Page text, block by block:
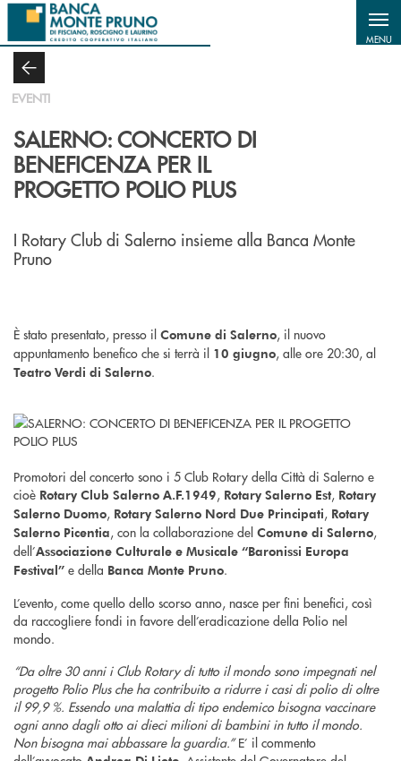
Salta al contenuto principale
MENU
EVENTI
SALERNO: CONCERTO DI
BENEFICENZA PER IL
PROGETTO POLIO PLUS
I Rotary Club di Salerno insieme alla Banca Monte
Pruno
È stato presentato, presso il Comune di Salerno, il nuovo
appuntamento benefico che si terrà il 10 giugno, alle ore 20:30, al
Teatro Verdi di Salerno.
Promotori del concerto sono i 5 Club Rotary della Città di Salerno e
cioè Rotary Club Salerno A.F.1949, Rotary Salerno Est, Rotary
Salerno Duomo, Rotary Salerno Nord Due Principati, Rotary
Salerno Picentia, con la collaborazione del Comune di Salerno,
dell’Associazione Culturale e Musicale “Baronissi Europa
Festival” e della Banca Monte Pruno.
L’evento, come quello dello scorso anno, nasce per fini benefici, così
da raccogliere fondi in favore dell’eradicazione della Polio nel
mondo.
“Da oltre 30 anni i Club Rotary di tutto il mondo sono impegnati nel
progetto Polio Plus che ha contribuito a ridurre i casi di polio di oltre
il 99,9 %. Essendo una malattia di tipo endemico bisogna vaccinare
ogni anno dagli otto ai dieci milioni di bambini in tutto il mondo.
Non bisogna mai abbassare la guardia.”E’ il commento